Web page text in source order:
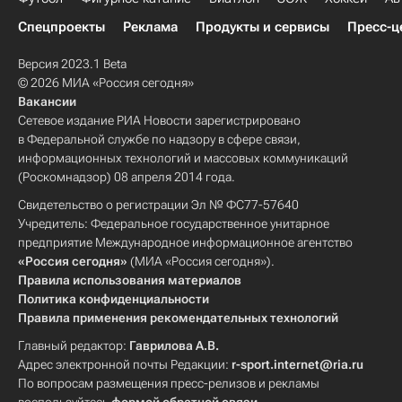
Спецпроекты
Реклама Продукты и сервисы Пресс-
Версия 2023.1 Beta
© 2026 МИА «Россия сегодня»
Вакансии
Сетевое издание РИА Новости зарегистрировано
в Федеральной службе по надзору в сфере связи,
информационных технологий и массовых коммуникаций
(Роскомнадзор) 08 апреля 2014 года.
Свидетельство о регистрации Эл № ФС77-57640
Учредитель: Федеральное государственное унитарное
предприятие Международное информационное агентство
«Россия сегодня» (МИА «Россия сегодня»).
Правила использования материалов
Политика конфиденциальности
Правила применения рекомендательных технологий
Главный редактор: Гаврилова А.В.
Адрес электронной почты Редакции: r-sport.internet@ria.ru
По вопросам размещения пресс-релизов и рекламы